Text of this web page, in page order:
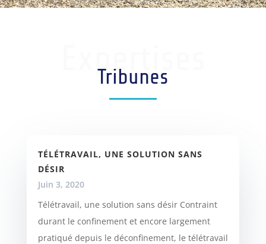
Expertises
Tribunes
TÉLÉTRAVAIL, UNE SOLUTION SANS
DÉSIR
Juin 3, 2020
Télétravail, une solution sans désir Contraint
durant le confinement et encore largement
pratiqué depuis le déconfinement, le télétravail